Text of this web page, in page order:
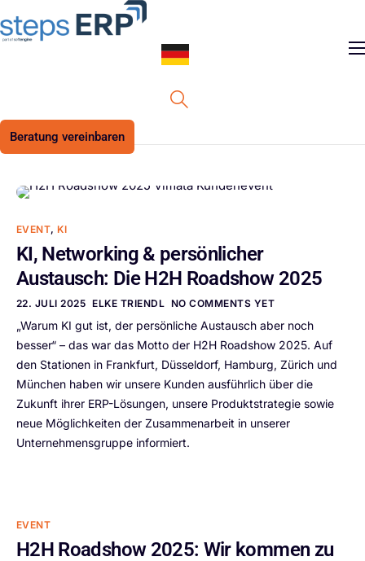
to
content
Ressourcen
Beratung vereinbaren
EVENT,KI
KI, Networking & persönlicher
Austausch: Die H2H Roadshow 2025
22. JULI 2025 ELKE TRIENDL NO COMMENTS YET
„Warum KI gut ist, der persönliche Austausch aber noch
besser“ – das war das Motto der H2H Roadshow 2025. Auf
den Stationen in Frankfurt, Düsseldorf, Hamburg, Zürich und
München haben wir unsere Kunden ausführlich über die
Zukunft ihrer ERP-Lösungen, unsere Produktstrategie sowie
neue Möglichkeiten der Zusammenarbeit in unserer
Unternehmensgruppe informiert.
EVENT
H2H Roadshow 2025: Wir kommen zu